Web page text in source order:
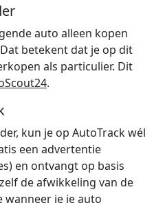
auto alleen kopen
betekent dat je op dit
als particulier. Dit
.
kun je op AutoTrack wél
een advertentie
en ontvangt op basis
de afwikkeling van de
je je auto